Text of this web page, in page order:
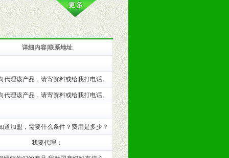
。
详细内容|联系地址
代理该产品，请寄资料或给我打电话。
代理该产品，请寄资料或给我打电话。
道加盟，需要什么条件？费用是多少？
我要代理；